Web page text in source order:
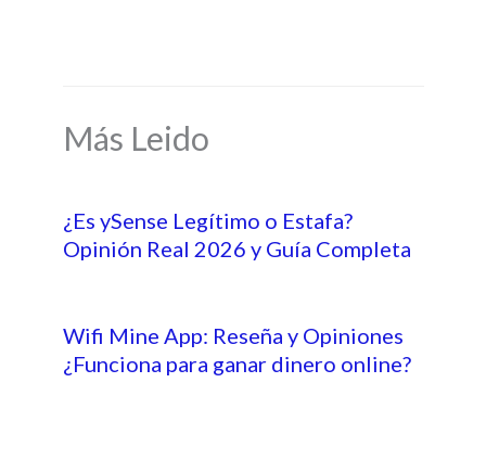
Más Leido
¿Es ySense Legítimo o Estafa?
Opinión Real 2026 y Guía Completa
Wifi Mine App: Reseña y Opiniones
¿Funciona para ganar dinero online?